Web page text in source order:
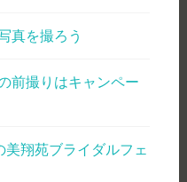
真を撮ろう
前撮りはキャンペー
翔苑ブライダルフェ